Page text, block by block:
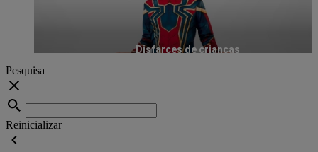
Disfarces de crianças
Pesquisa
Reinicializar